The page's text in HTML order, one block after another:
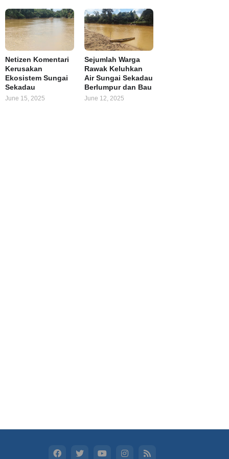
Netizen Komentari
Kerusakan
Ekosistem Sungai
Sekadau
June 15, 2025
Sejumlah Warga
Rawak Keluhkan
Air Sungai Sekadau
Berlumpur dan Bau
June 12, 2025